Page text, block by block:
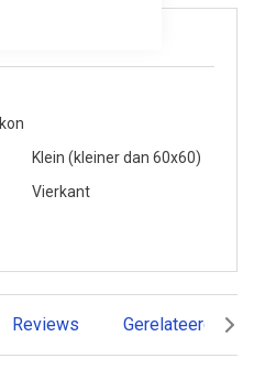
Reviews Gerelateerde
Klein (kleiner dan 60x60)
Vierkant